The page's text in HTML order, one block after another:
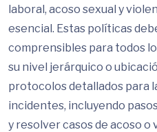
laboral, acoso sexual y
esencial. Estas políticas
comprensibles para todos
su nivel jerárquico o
protocolos detallados para
incidentes, incluyendo
y resolver casos de acoso o